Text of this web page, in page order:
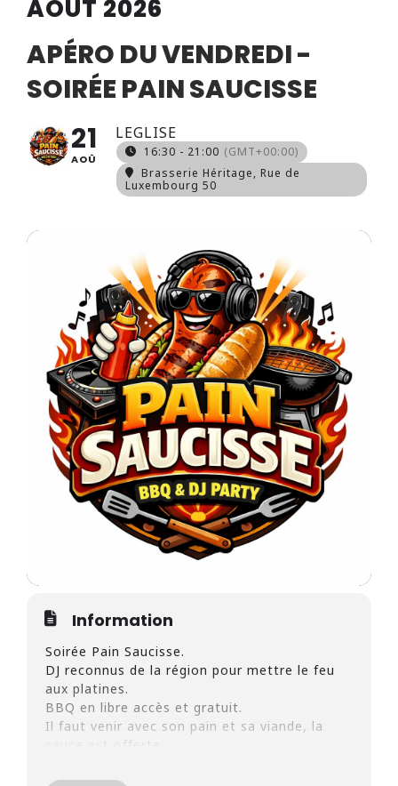
AOÛT 2026
APÉRO DU VENDREDI -
SOIRÉE PAIN SAUCISSE
21
AOÛ
LEGLISE
16:30 - 21:00 (GMT+00:00)
Brasserie Héritage, Rue de
Luxembourg 50
Information
Soirée Pain Saucisse.
DJ reconnus de la région pour mettre le feu
aux platines.
BBQ en libre accès et gratuit.
Il faut venir avec son pain et sa viande, la